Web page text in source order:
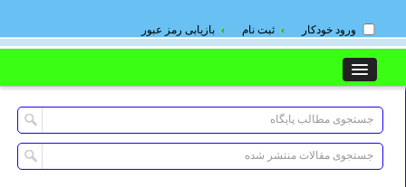
ورود خودکار ثبت نام بازیابی رمز عبور